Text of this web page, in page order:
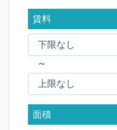
賃料
～
面積